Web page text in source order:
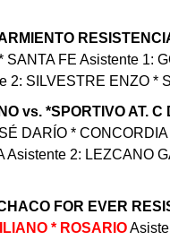
FE Asistente 1:
2: SILVESTRE ENZO *
vs. *SPORTIVO AT. C
DARÍO *
Asistente 2: LEZCANO
FOR EVER
* ROSARIO